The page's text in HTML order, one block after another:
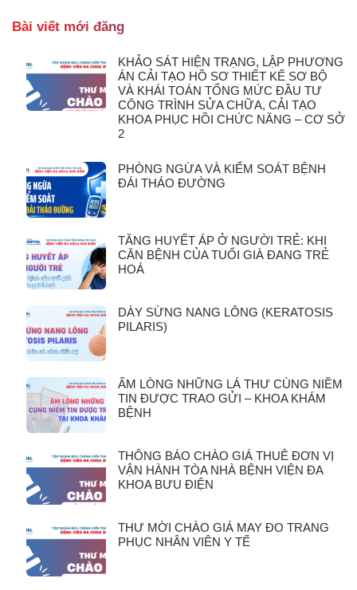
Bài viết mới đăng
KHẢO SÁT HIỆN TRẠNG, LẬP PHƯƠNG
ÁN CẢI TẠO HỒ SƠ THIẾT KẾ SƠ BỘ
VÀ KHÁI TOÁN TỔNG MỨC ĐẦU TƯ
CÔNG TRÌNH SỬA CHỮA, CẢI TẠO
KHOA PHỤC HỒI CHỨC NĂNG – CƠ SỞ
2
PHÒNG NGỪA VÀ KIỂM SOÁT BỆNH
ĐÁI THÁO ĐƯỜNG
TĂNG HUYẾT ÁP Ở NGƯỜI TRẺ: KHI
CĂN BỆNH CỦA TUỔI GIÀ ĐANG TRẺ
HOÁ
DÀY SỪNG NANG LÔNG (KERATOSIS
PILARIS)
ẤM LÒNG NHỮNG LÁ THƯ CÙNG NIỀM
TIN ĐƯỢC TRAO GỬI – KHOA KHÁM
BỆNH
THÔNG BÁO CHÀO GIÁ THUÊ ĐƠN VỊ
VẬN HÀNH TÒA NHÀ BỆNH VIỆN ĐA
KHOA BƯU ĐIỆN
THƯ MỜI CHÀO GIÁ MAY ĐO TRANG
PHỤC NHÂN VIÊN Y TẾ